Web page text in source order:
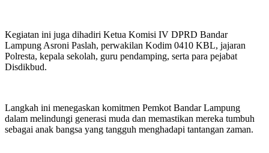
Kegiatan ini juga dihadiri Ketua Komisi IV DPRD Bandar
Lampung Asroni Paslah, perwakilan Kodim 0410 KBL, jajaran
Polresta, kepala sekolah, guru pendamping, serta para pejabat
Disdikbud.
Langkah ini menegaskan komitmen Pemkot Bandar Lampung
dalam melindungi generasi muda dan memastikan mereka tumbuh
sebagai anak bangsa yang tangguh menghadapi tantangan zaman.